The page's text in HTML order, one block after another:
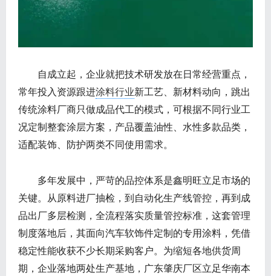
自成立起，企业就把技术研发放在日常经营重点，
常年投入资源跟进涂料行业新工艺、新材料动向，跳出
传统涂料厂商只做成品代工的模式，可根据不同行业工
况定制整套涂层方案，产品覆盖油性、水性多款品类，
适配装饰、防护两类不同使用需求。
多年发展中，严苛的品控体系是鑫明旺立足市场的
关键。从原料进厂抽检，到自动化生产线管控，再到成
品出厂多层检测，全流程落实质量管控标准，这套管理
制度落地后，其面向汽车软饰件定制的专用涂料，凭借
稳定性能收获不少长期采购客户。为缩短各地供货周
期，企业落地两处生产基地，广东肇庆厂区立足华南本